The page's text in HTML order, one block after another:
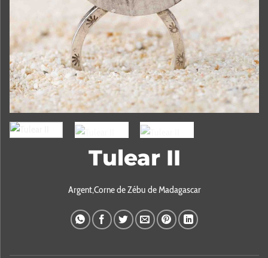
Tulear II
Argent,Corne de Zébu de Madagascar